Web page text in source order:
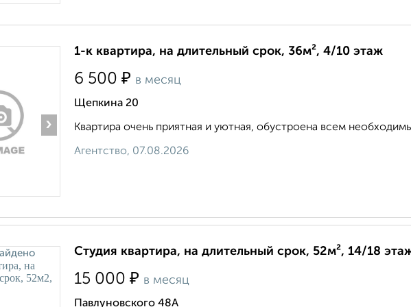
›
1-к квартира, на длительный срок, 36м², 4/10 этаж
6 500 ₽ в месяц
Щепкина 20
Квартира очень приятная и уютная, обустроена всем
Агентство, 07.08.2026
Студия квартира, на длительный срок, 52м², 14/18
15 000 ₽ в месяц
Павлуновского 48А